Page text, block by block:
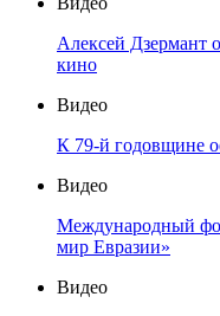
Алексей Дзермант
кино
Видео
К 79-й годовщине
Видео
Международный
мир Евразии»
Видео